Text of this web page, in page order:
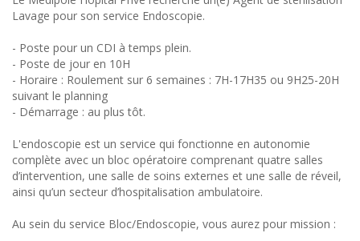
Lavage pour son service Endoscopie.
- Poste pour un CDI à temps plein.
- Poste de jour en 10H
- Horaire : Roulement sur 6 semaines : 7H-17H35 ou 9H25-20H
suivant le planning
- Démarrage : au plus tôt.
L'endoscopie est un service qui fonctionne en autonomie
complète avec un bloc opératoire comprenant quatre salles
d’intervention, une salle de soins externes et une salle de réveil,
ainsi qu’un secteur d’hospitalisation ambulatoire.
Au sein du service Bloc/Endoscopie, vous aurez pour mission :